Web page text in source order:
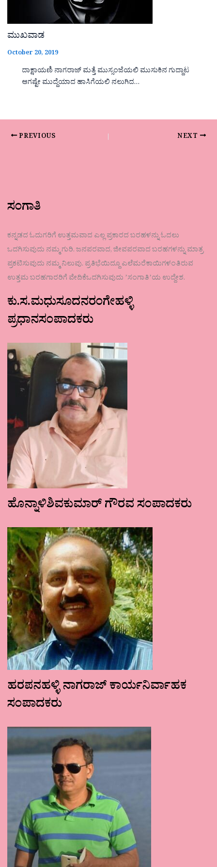
ಮುಖವಾಡ
October 20, 2019
ದಾಕ್ಷಾಯಣಿ ನಾಗರಾಜ್ ಮತ್ತೆ ಮುಸ್ಸಂಜೆಯಲಿ ಮುಸುಕಿನ ಗುದ್ದಾಟ
ಆಗಷ್ಟೇ ಮುದ್ದೆಯಾದ ಹಾಸಿಗೆಯಲಿ ನಲುಗಿದ…
PREVIOUS NEXT
ಸಂಗಾತಿ
ಕನ್ನಡದ ಓದುಗರಿಗೆ ಉತ್ತಮವಾದ ಎಲ್ಲ ಪ್ರಕಾರದ ಬರಹಳನ್ನು ಓದಲು
ಒದಗಿಸುವುದು ನಮ್ಮ ಗುರಿ. ಜನಪರವಾದ, ಜೀವಪರವಾದ ಬರಹಗಳನ್ನು ಮಾತ್ರ
ಪ್ರಕಟಿಸುವುದು ನಮ್ಮ ನಿಲುವು. ಪ್ರತಿಭೆಯಿದ್ದೂ ಎಲೆಮರೆಕಾಯಿಗಳಂತಿರುವ
ಉತ್ತಮ ಬರಹಗಾರರಿಗೆ ವೇದಿಕೆಒದಗಿಸುವುದು ʼಸಂಗಾತಿʼಯ ಉದ್ದೇಶ.
ಕು.ಸ.ಮಧುಸೂದನರಂಗೇಹಳ್ಳಿ
ಪ್ರಧಾನಸಂಪಾದಕರು
ಹೊನ್ನಾಳಿಶಿವಕುಮಾರ್ ಗೌರವ ಸಂಪಾದಕರು
ಹರಪನಹಳ್ಳಿ ನಾಗರಾಜ್ ಕಾರ್ಯನಿರ್ವಾಹಕ
ಸಂಪಾದಕರು